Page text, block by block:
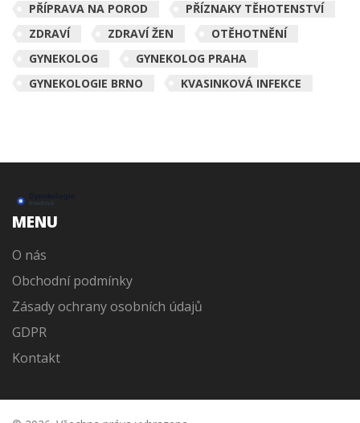
PŘÍPRAVA NA POROD
PŘÍZNAKY TĚHOTENSTVÍ
ZDRAVÍ
ZDRAVÍ ŽEN
OTĚHOTNĚNÍ
GYNEKOLOG
GYNEKOLOG PRAHA
GYNEKOLOGIE BRNO
KVASINKOVÁ INFEKCE
MENU
O nás
Obchodní podmínky
Zásady ochrany osobních údajů
GDPR
Kontakt